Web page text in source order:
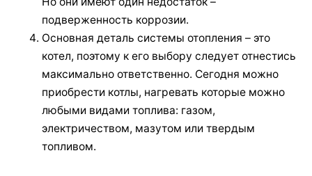
подверженность коррозии.
Основная деталь системы отопления – это
котел, поэтому к его выбору следует отнестись
максимально ответственно. Сегодня можно
приобрести котлы, нагревать которые можно
любыми видами топлива: газом,
электричеством, мазутом или твердым
топливом.